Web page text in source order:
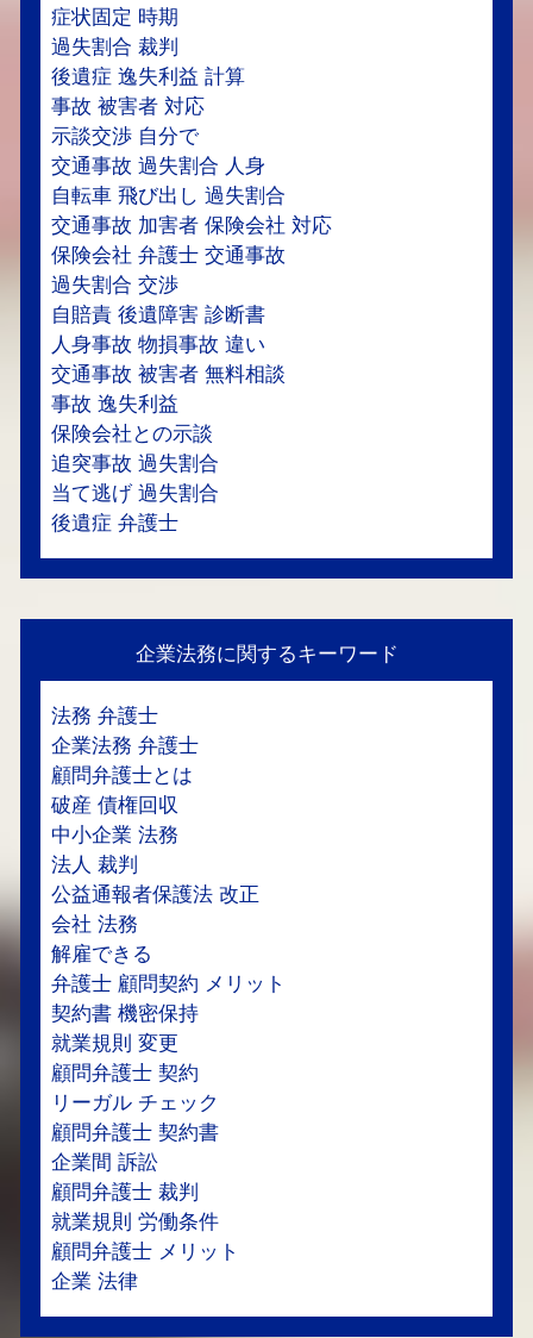
症状固定 時期
過失割合 裁判
後遺症 逸失利益 計算
事故 被害者 対応
示談交渉 自分で
交通事故 過失割合 人身
自転車 飛び出し 過失割合
交通事故 加害者 保険会社 対応
保険会社 弁護士 交通事故
過失割合 交渉
自賠責 後遺障害 診断書
人身事故 物損事故 違い
交通事故 被害者 無料相談
事故 逸失利益
保険会社との示談
追突事故 過失割合
当て逃げ 過失割合
後遺症 弁護士
企業法務に関するキーワード
法務 弁護士
企業法務 弁護士
顧問弁護士とは
破産 債権回収
中小企業 法務
法人 裁判
公益通報者保護法 改正
会社 法務
解雇できる
弁護士 顧問契約 メリット
契約書 機密保持
就業規則 変更
顧問弁護士 契約
リーガル チェック
顧問弁護士 契約書
企業間 訴訟
顧問弁護士 裁判
就業規則 労働条件
顧問弁護士 メリット
企業 法律